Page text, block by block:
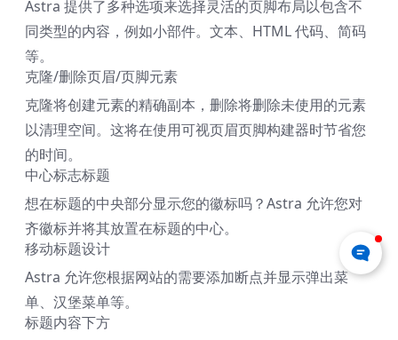
Astra 提供了多种选项来选择灵活的页脚布局以包含不
同类型的内容，例如小部件。文本、HTML 代码、简码
等。
克隆/删除页眉/页脚元素
克隆将创建元素的精确副本，删除将删除未使用的元素
以清理空间。这将在使用可视页眉页脚构建器时节省您
的时间。
中心标志标题
想在标题的中央部分显示您的徽标吗？Astra 允许您对
齐徽标并将其放置在标题的中心。
移动标题设计
Astra 允许您根据网站的需要添加断点并显示弹出菜
单、汉堡菜单等。
标题内容下方